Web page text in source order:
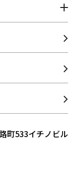
町533イチノビル